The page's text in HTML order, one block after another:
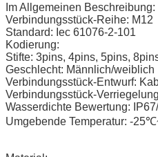
Im Allgemeinen Beschreibung:
Verbindungsstück-Reihe: M12
Standard: Iec 61076-2-101
Kodierung:
Stifte: 3pins, 4pins, 5pins,
Geschlecht: Männlich/weiblich
Verbindungsstück-Entwurf:
Verbindungsstück-
Wasserdichte Bewertung:
Umgebende Temperatur: -